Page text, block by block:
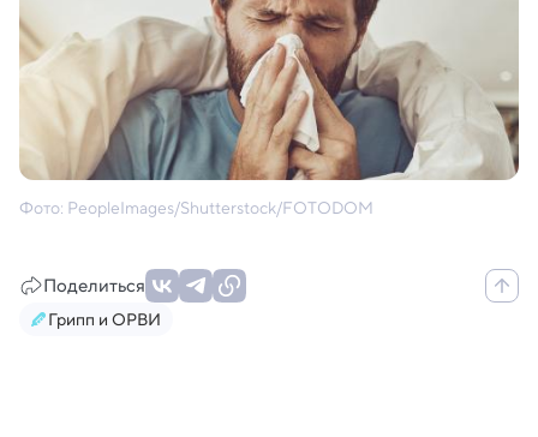
Фото: PeopleImages/Shutterstock/FOTODOM
Поделиться
Грипп и ОРВИ